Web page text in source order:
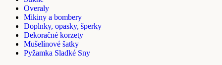
Overaly
Mikiny a bombery
Doplnky, opasky, šperky
Dekoračné korzety
Mušelínové šatky
Pyžamka Sladké Sny